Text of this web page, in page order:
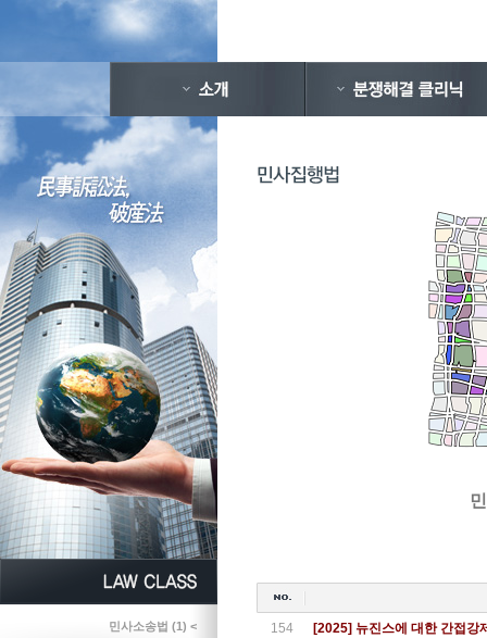
민사소송법 (1) < 154 [2025] 뉴진스에 대한 간접강